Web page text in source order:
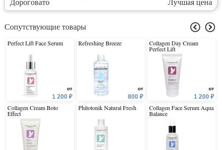
Сопутствующие товары
Perfect Lift Face Serum
от
1 200 ₽
Collagen Cream Boto
Effect
Refreshing Breeze
от
800 ₽
Phitotonik Natural Fresh
Collagen Day Cream
Perfect Lift
от
1 200 ₽
Collagen Face Serum Aqua
Balance